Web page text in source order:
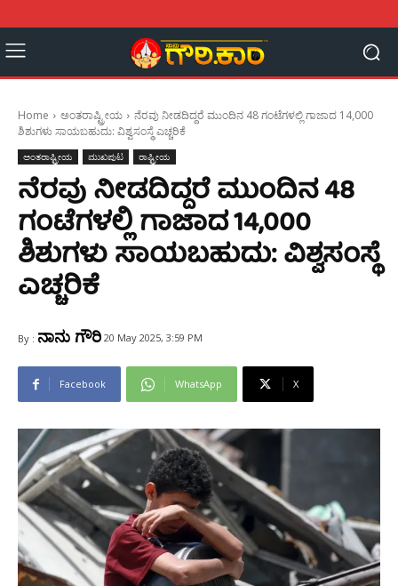
Home ಅಂತರಾಷ್ಟ್ರೀಯ
ನೆರವು ನೀಡದಿದ್ದರೆ ಮುಂದಿನ 48 ಗಂಟೆಗಳಲ್ಲಿ ಗಾಜಾದ 14,000
ಶಿಶುಗಳು ಸಾಯಬಹುದು: ವಿಶ್ವಸಂಸ್ಥೆ ಎಚ್ಚರಿಕೆ
ಅಂತರಾಷ್ಟ್ರೀಯ ಮುಖಪುಟ ರಾಷ್ಟ್ರೀಯ
ನೆರವು ನೀಡದಿದ್ದರೆ ಮುಂದಿನ 48
ಗಂಟೆಗಳಲ್ಲಿ ಗಾಜಾದ 14,000
ಶಿಶುಗಳು ಸಾಯಬಹುದು: ವಿಶ್ವಸಂಸ್ಥೆ
ಎಚ್ಚರಿಕೆ
By : ನಾನು ಗೌರಿ 20 May 2025, 3:59 PM
Facebook WhatsApp X